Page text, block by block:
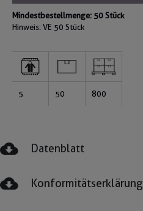
Mindestbestellmenge: 50 Stück
Hinweis: VE 50 Stück
5 50 800
Datenblatt
Konformitätserklärung